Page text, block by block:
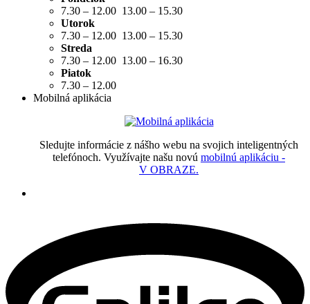
7.30 – 12.00 13.00 – 15.30
Utorok
7.30 – 12.00 13.00 – 15.30
Streda
7.30 – 12.00 13.00 – 16.30
Piatok
7.30 – 12.00
Mobilná aplikácia
Sledujte informácie z nášho webu na svojich inteligentných
telefónoch. Využívajte našu novú mobilnú aplikáciu -
V OBRAZE.